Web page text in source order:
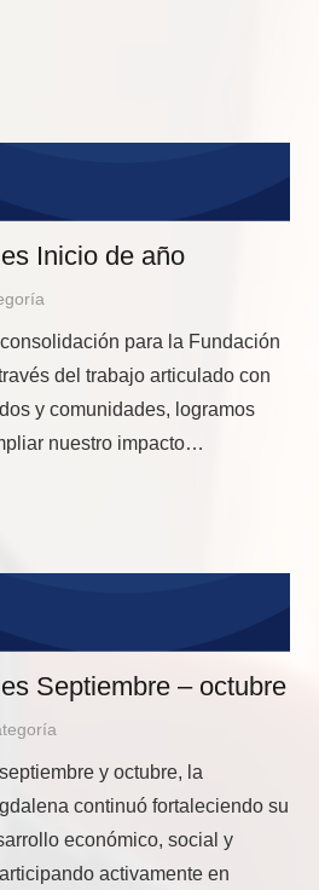
Inicio de año
para la Fundación
del trabajo articulado con
y comunidades, logramos
nuestro impacto…
Septiembre – octubre
y octubre, la
continuó fortaleciendo su
económico, social y
activamente en